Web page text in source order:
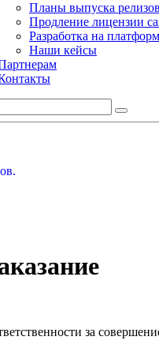
Планы выпуска
Продление лицензии
Разработка на
Наши кейсы
за